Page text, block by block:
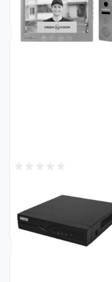
Код: 20345
IP видеорегистратор 16-
канальный 8MP NVR
GreenVision GV-N-G005/16
Код: 4950